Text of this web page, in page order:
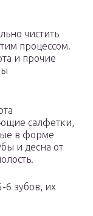
чистить
процессом.
и прочие
салфетки,
в форме
и десна от
6 зубов, их